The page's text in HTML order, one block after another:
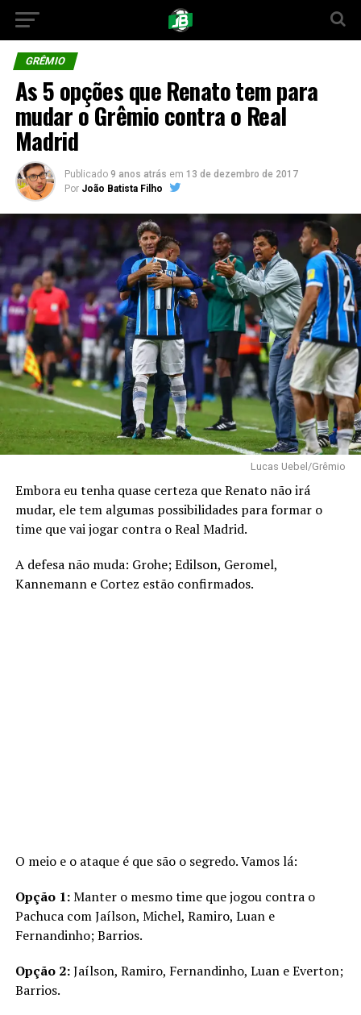
GRÊMIO
As 5 opções que Renato tem para
mudar o Grêmio contra o Real
Madrid
Publicado 9 anos atrás em 13 de dezembro de 2017
Por João Batista Filho
Lucas Uebel/Grêmio
Embora eu tenha quase certeza que Renato não irá
mudar, ele tem algumas possibilidades para formar o
time que vai jogar contra o Real Madrid.
A defesa não muda: Grohe; Edilson, Geromel,
Kannemann e Cortez estão confirmados.
O meio e o ataque é que são o segredo. Vamos lá:
Opção 1:Manter o mesmo time que jogou contra o
Pachuca com Jaílson, Michel, Ramiro, Luan e
Fernandinho; Barrios.
Opção 2:Jaílson, Ramiro, Fernandinho, Luan e Everton;
Barrios.